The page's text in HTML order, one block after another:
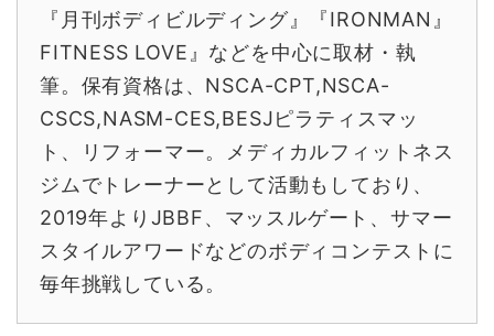
『月刊ボディビルディング』『IRONMAN』
FITNESS LOVE』などを中心に取材・執
筆。保有資格は、NSCA-CPT,NSCA-
CSCS,NASM-CES,BESJピラティスマッ
ト、リフォーマー。メディカルフィットネス
ジムでトレーナーとして活動もしており、
2019年よりJBBF、マッスルゲート、サマー
スタイルアワードなどのボディコンテストに
毎年挑戦している。